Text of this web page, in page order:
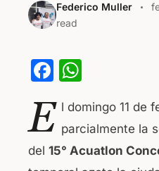
Federico Muller
read
F
c
e
b
at
s
A
E l domingo 11 de
parcialmente la
del 15° Acuatlon